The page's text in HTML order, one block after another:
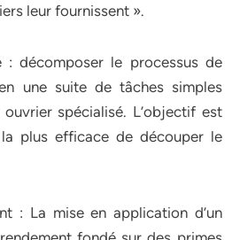
leur fournissent ».
: décomposer le processus de
une suite de tâches simples
spécialisé. L’objectif est
plus efficace de découper le
: La mise en application d’un